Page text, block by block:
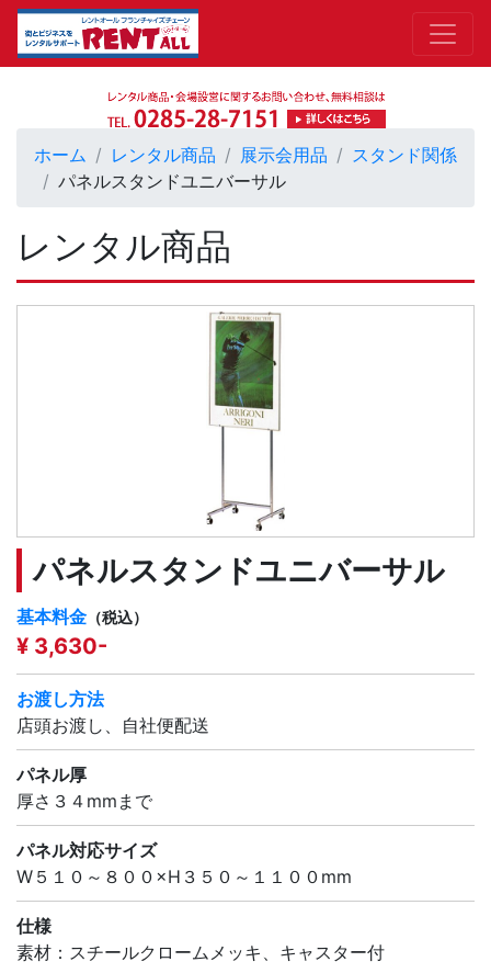
ホーム レンタル商品 展示会用品
スタンド関係
パネルスタンドユニバーサル
レンタル商品
パネルスタンドユニバーサル
基本料金 （税込）
¥ 3,630-
お渡し方法
店頭お渡し、自社便配送
パネル厚
厚さ３４mmまで
パネル対応サイズ
W５１０～８００×H３５０～１１００mm
仕様
素材：スチールクロームメッキ、キャスター付